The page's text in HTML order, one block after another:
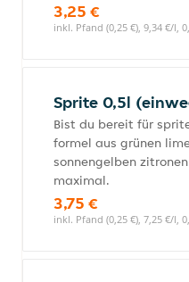
3,25 €
inkl. Pfand (0,25 €), 9,34 €/l,
Sprite 0,5l
Bist du bereit für
formel aus grünen
sonnengelben
maximal.
3,75 €
inkl. Pfand (0,25 €), 7,25 €/l,